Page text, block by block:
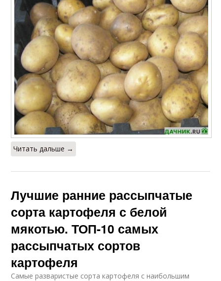
Читать дальше →
Лучшие ранние рассыпчатые
сорта картофеля с белой
мякотью. ТОП-10 самых
рассыпчатых сортов
картофеля
Самые разваристые сорта картофеля с наибольшим